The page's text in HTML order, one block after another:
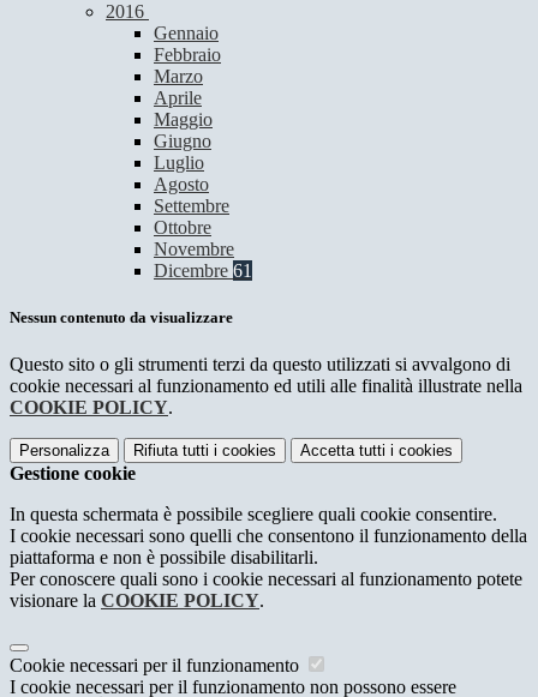
2016
Gennaio
Febbraio
Marzo
Aprile
Maggio
Giugno
Luglio
Agosto
Settembre
Ottobre
Novembre
Dicembre 61
Nessun contenuto da visualizzare
Questo sito o gli strumenti terzi da questo utilizzati si avvalgono di
cookie necessari al funzionamento ed utili alle finalità illustrate nella
COOKIE POLICY.
Personalizza Rifiuta tutti i cookies Accetta tutti i cookies
Gestione cookie
In questa schermata è possibile scegliere quali cookie consentire.
I cookie necessari sono quelli che consentono il funzionamento della
piattaforma e non è possibile disabilitarli.
Per conoscere quali sono i cookie necessari al funzionamento potete
visionare la COOKIE POLICY.
Cookie necessari per il funzionamento
I cookie necessari per il funzionamento non possono essere